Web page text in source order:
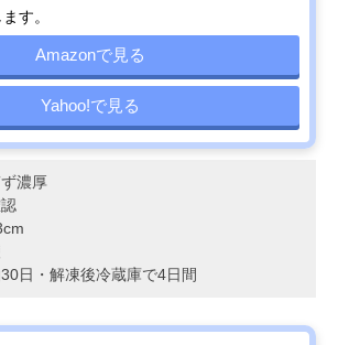
す。
Amazonで見る
Yahoo!で見る
ず濃厚
30日・解凍後冷蔵庫で4日間